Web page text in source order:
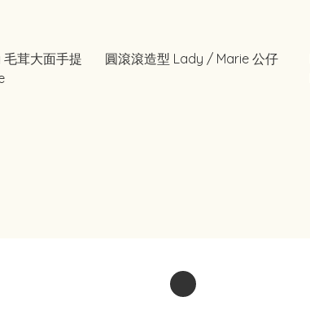
茸大面手提
圓滾滾造型 Lady / Marie 公仔